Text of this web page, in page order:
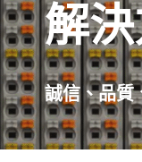
解
誠信、品質